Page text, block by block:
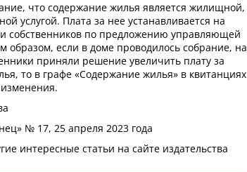
что содержание жилья является жилищной,
услугой. Плата за нее устанавливается на
собственников по предложению управляющей
образом, если в доме проводилось собрание, на
приняли решение увеличить плату за
то в графе «Содержание жилья» в квитанциях
№ 17, 25 апреля 2023 года
интересные статьи на сайте издательства